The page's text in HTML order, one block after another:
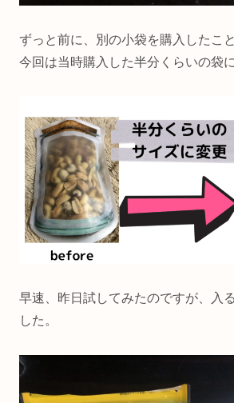
ずっと前に、別の小袋を購入したこ
今回は当時購入した半分くらいの袋
早速、昨日試してみたのですが、入
した。